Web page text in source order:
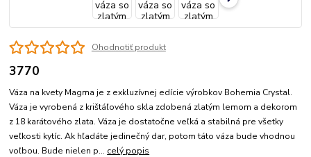
Ohodnotiť produkt
3770
Váza na kvety Magma je z exkluzívnej edície výrobkov Bohemia Crystal.
Váza je vyrobená z krištáľového skla zdobená zlatým lemom a dekorom
z 18 karátového zlata. Váza je dostatočne veľká a stabilná pre všetky
veľkosti kytíc. Ak hľadáte jedinečný dar, potom táto váza bude vhodnou
voľbou. Bude nielen p... celý popis